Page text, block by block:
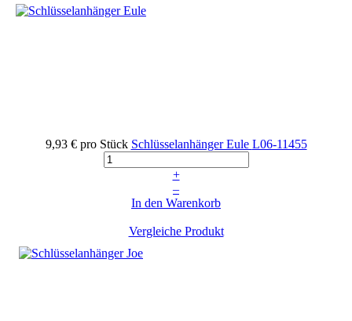
9,93 € pro Stück Schlüsselanhänger Eule L06-11455
+
–
In den Warenkorb
Vergleiche Produkt